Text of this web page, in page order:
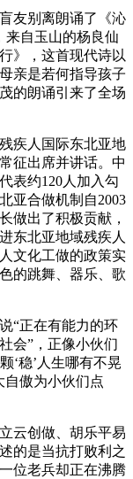
友别离朗诵了《沁
来自玉山的杨良仙
》，这首现代诗以
亲是若何指导孩子
的朗诵引来了全场
疾人国际东北亚地
征出席并讲话。中
表约120人加入勾
亚合做机制自2003
做出了积极贡献，
东北亚地域残疾人
文化工做的政策实
的跳舞、器乐、歌
“正在有能力的环
会”，正像小伙们
‘稳’人生哪有不晃
自傲为小伙们点
云创做、胡乐平易
的是当抗打败利之
位老兵却正在沸腾